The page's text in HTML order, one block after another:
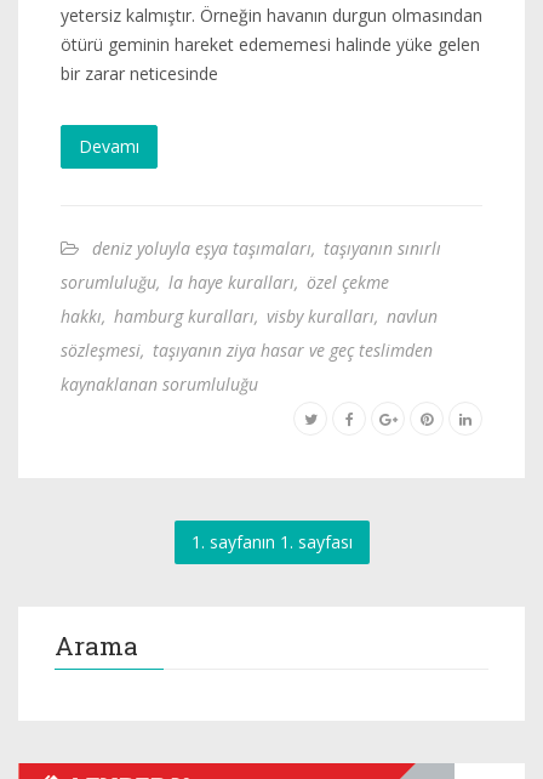
yetersiz kalmıştır. Örneğin havanın durgun olmasından
ötürü geminin hareket edememesi halinde yüke gelen
bir zarar neticesinde
Devamı
deniz yoluyla eşya taşımaları, taşıyanın sınırlı
sorumluluğu, la haye kuralları, özel çekme
hakkı, hamburg kuralları, visby kuralları, navlun
sözleşmesi, taşıyanın ziya hasar ve geç teslimden
kaynaklanan sorumluluğu
1. sayfanın 1. sayfası
Arama